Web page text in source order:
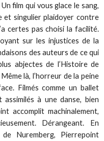
film qui vous glace le sang,
et singulier plaidoyer contre
certes pas choisi la facilité.
sur les injustices de la
des auteurs de ce qui
abjectes de l’Histoire de
là, l’horreur de la peine
Filmés comme un ballet
à une danse, bien
accomplit machinalement,
Dérangeant. En
de Nuremberg, Pierrepoint